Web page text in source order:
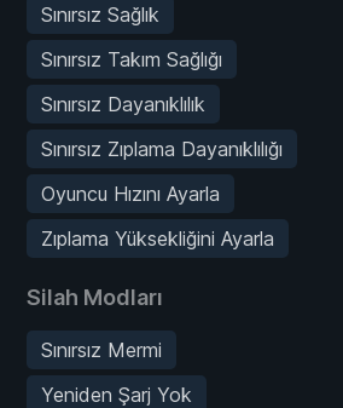
Sınırsız Sağlık
Sınırsız Takım Sağlığı
Sınırsız Dayanıklılık
Sınırsız Zıplama Dayanıklılığı
Oyuncu Hızını Ayarla
Zıplama Yüksekliğini Ayarla
Silah Modları
Sınırsız Mermi
Yeniden Şarj Yok